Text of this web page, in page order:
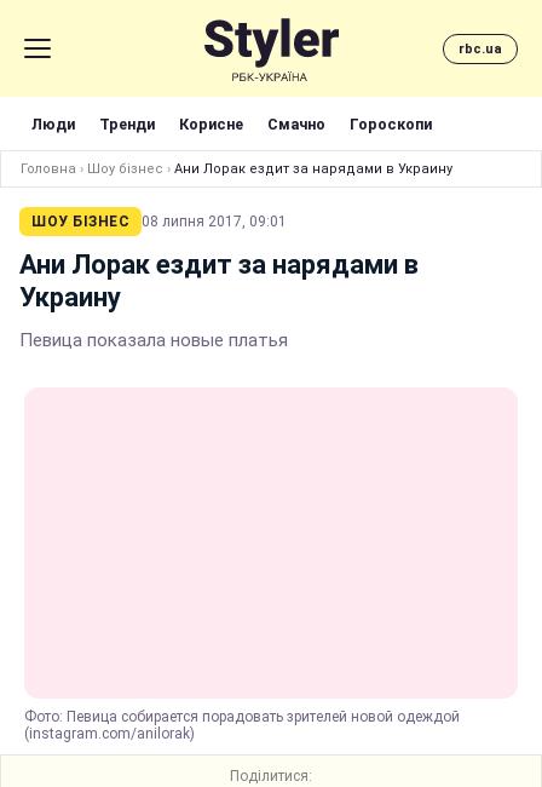
rbc.ua
Люди Тренди Корисне Смачно Гороскопи
Головна › Шоу бізнес › Ани Лорак ездит за нарядами в Украину
ШОУ БІЗНЕС 08 липня 2017, 09:01
Ани Лорак ездит за нарядами в
Украину
Певица показала новые платья
Фото: Певица собирается порадовать зрителей новой одеждой
(instagram.com/anilorak)
Поділитися: